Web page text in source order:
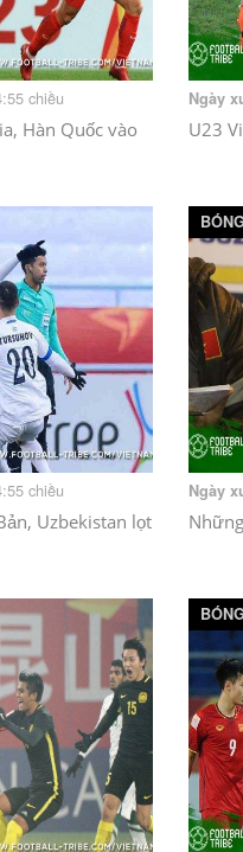
chiều
Hàn Quốc vào
Ngày
U23
chiều
Uzbekistan lọt
Ngày